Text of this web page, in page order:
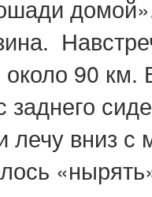
90
заднего
лечу вниз с